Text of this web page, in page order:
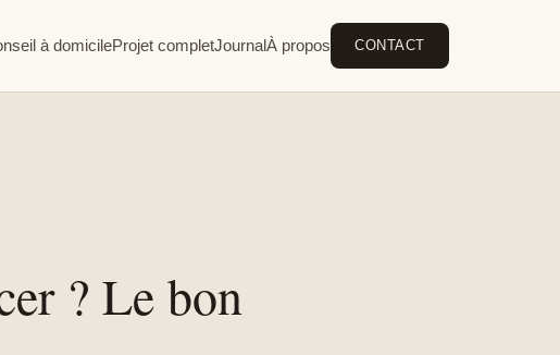
à domicileProjet completJournalÀ propos CONTACT
? Le bon